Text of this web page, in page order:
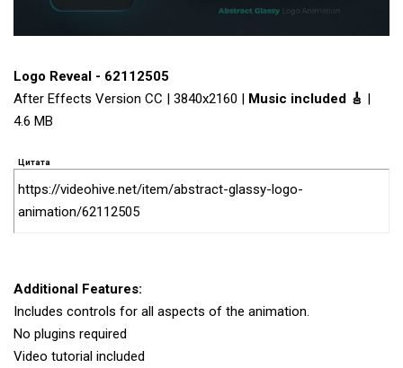
Logo Reveal - 62112505
After Effects Version CC | 3840x2160 | Music included 🎸 |
4.6 MB
Цитата
https://videohive.net/item/abstract-glassy-logo-
animation/62112505
Additional Features:
Includes controls for all aspects of the animation.
No plugins required
Video tutorial included